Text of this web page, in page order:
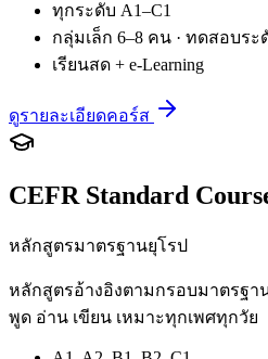
ทุกระดับ A1–C1
กลุ่มเล็ก 6–8 คน · ทดสอบระ
เรียนสด + e-Learning
ดูรายละเอียดคอร์ส
CEFR Standard
หลักสูตรมาตรฐานยุโรป
หลักสูตรอ้างอิงตามกรอบมาตรฐา
พูด อ่าน เขียน เหมาะทุกเพศทุกวัย